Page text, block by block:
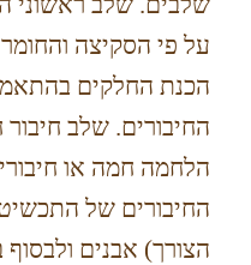
על פי הסקיצה
הכנת החלקים
החיבורים. שלב
הלחמה חמה או
החיבורים של
הצורך) אבנים